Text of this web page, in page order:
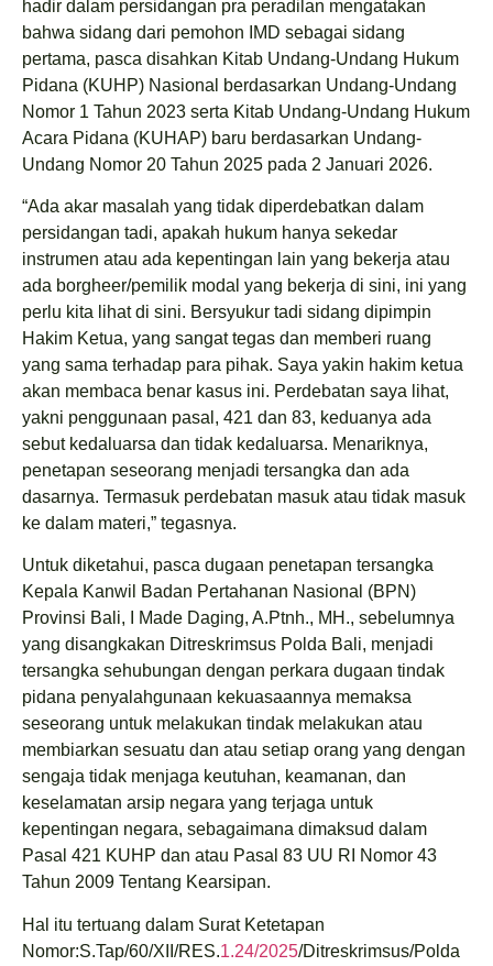
hadir dalam persidangan pra peradilan mengatakan
bahwa sidang dari pemohon IMD sebagai sidang
pertama, pasca disahkan Kitab Undang-Undang Hukum
Pidana (KUHP) Nasional berdasarkan Undang-Undang
Nomor 1 Tahun 2023 serta Kitab Undang-Undang Hukum
Acara Pidana (KUHAP) baru berdasarkan Undang-
Undang Nomor 20 Tahun 2025 pada 2 Januari 2026.
“Ada akar masalah yang tidak diperdebatkan dalam
persidangan tadi, apakah hukum hanya sekedar
instrumen atau ada kepentingan lain yang bekerja atau
ada borgheer/pemilik modal yang bekerja di sini, ini yang
perlu kita lihat di sini. Bersyukur tadi sidang dipimpin
Hakim Ketua, yang sangat tegas dan memberi ruang
yang sama terhadap para pihak. Saya yakin hakim ketua
akan membaca benar kasus ini. Perdebatan saya lihat,
yakni penggunaan pasal, 421 dan 83, keduanya ada
sebut kedaluarsa dan tidak kedaluarsa. Menariknya,
penetapan seseorang menjadi tersangka dan ada
dasarnya. Termasuk perdebatan masuk atau tidak masuk
ke dalam materi,” tegasnya.
Untuk diketahui, pasca dugaan penetapan tersangka
Kepala Kanwil Badan Pertahanan Nasional (BPN)
Provinsi Bali, I Made Daging, A.Ptnh., MH., sebelumnya
yang disangkakan Ditreskrimsus Polda Bali, menjadi
tersangka sehubungan dengan perkara dugaan tindak
pidana penyalahgunaan kekuasaannya memaksa
seseorang untuk melakukan tindak melakukan atau
membiarkan sesuatu dan atau setiap orang yang dengan
sengaja tidak menjaga keutuhan, keamanan, dan
keselamatan arsip negara yang terjaga untuk
kepentingan negara, sebagaimana dimaksud dalam
Pasal 421 KUHP dan atau Pasal 83 UU RI Nomor 43
Tahun 2009 Tentang Kearsipan.
Hal itu tertuang dalam Surat Ketetapan
Nomor:S.Tap/60/XII/RES.1.24/2025/Ditreskrimsus/Polda